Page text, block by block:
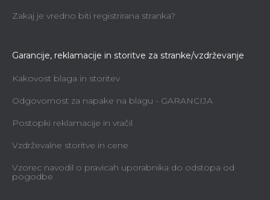
Zakaj je vredno biti registrirana stranka?
Garancije, reklamacije in storitve za stranke/vzdrževanje
Kakovost blaga in storitev
Odgovornost za napake na blagu - GARANCIJA
Postopki reklamacije in vračil
Vzdrževalne storitve in cene
Vzorec navodil o pravicah uporabnika do odstopa od
pogodbe